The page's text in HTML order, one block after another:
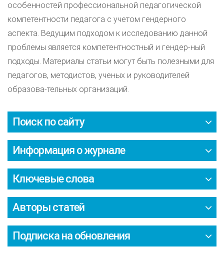
особенностей профессиональной педагогической
компетентности педагога с учетом гендерного
аспекта. Ведущим подходом к исследованию данной
проблемы является компетентностный и гендер-ный
подходы. Материалы статьи могут быть полезными для
педагогов, методистов, ученых и руководителей
образова-тельных организаций.
Поиск по сайту
Информация о журнале
Ключевые слова
Авторы статей
Подписка на обновления